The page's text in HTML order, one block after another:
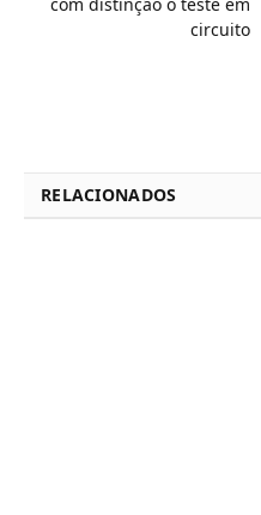
com distinção o teste em
circuito
RELACIONADOS